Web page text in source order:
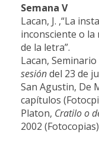
Semana V
Lacan, J. ,“La
inconsciente o la
de la letra”.
Lacan, Seminario
sesióndel 23 de
San Agustin, De
capítulos
Platon, Cratilo o
2002